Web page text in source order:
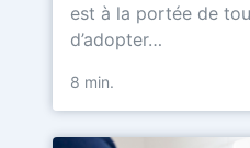
est à la portée de
d’adopter…
8 min.